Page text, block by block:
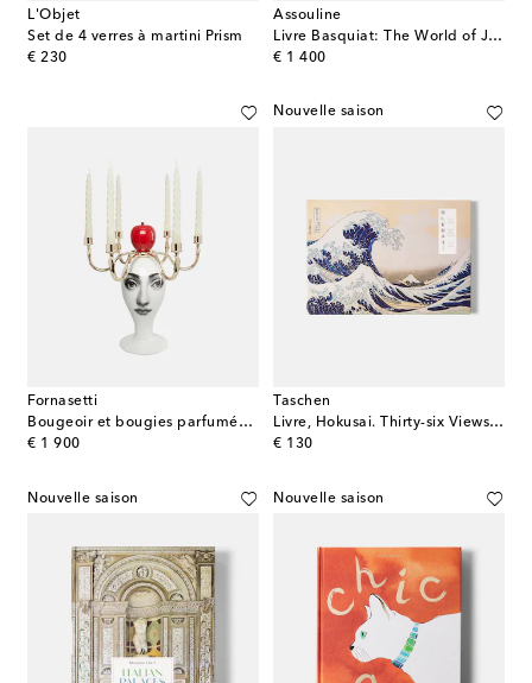
L'Objet
Set de 4 verres à martini Prism
€ 230
original price
Assouline
Livre Basquiat: The World of Jean-Michel
€ 1 400
original price
Fornasetti
Bougeoir et bougies parfumées Sul Tardi
€ 1 900
original price
Nouvelle saison
Taschen
Livre, Hokusai. Thirty-six Views of Mount Fuji XXL
€ 130
original price
Nouvelle saison Nouvelle saison